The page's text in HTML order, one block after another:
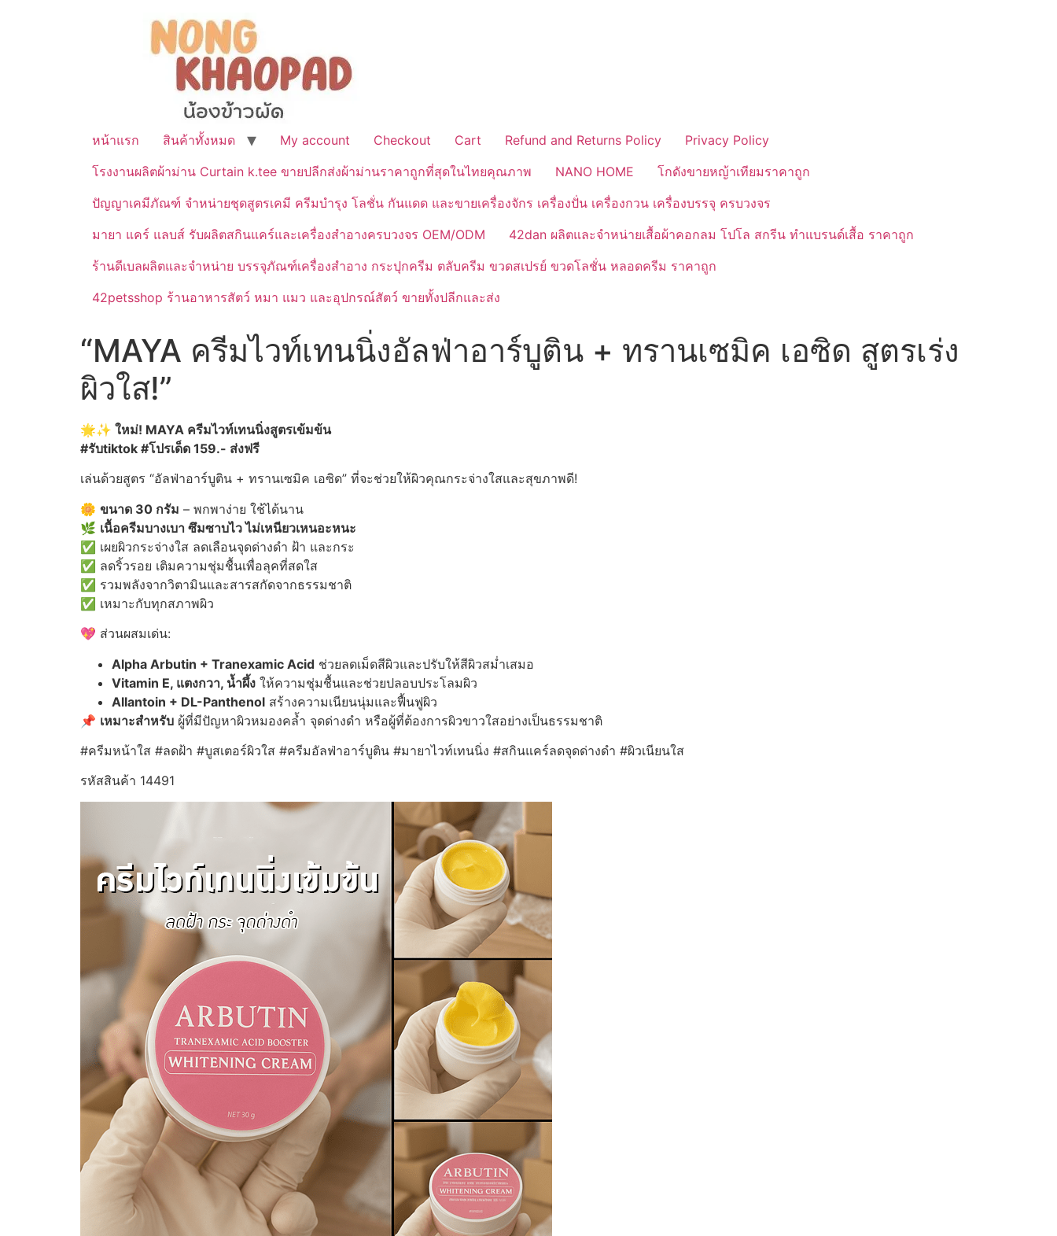
หน้าแรก สินค้าทั้งหมด My account Checkout Cart Refund and Returns Policy
Privacy Policy
โรงงานผลิตผ้าม่าน Curtain k.tee ขายปลีกส่งผ้าม่านราคาถูกที่สุดในไทยคุณภาพ
NANO HOME
โกดังขายหญ้าเทียมราคาถูก
ปัญญาเคมีภัณฑ์ จำหน่ายชุดสูตรเคมี ครีมบำรุง โลชั่น กันแดด และขายเครื่องจักร เครื่องปั่น เครื่องกวน เครื่องบรรจุ ครบวงจร
มายา แคร์ แลบส์ รับผลิตสกินแคร์และเครื่องสำอางครบวงจร OEM/ODM
42dan ผลิตและจำหน่ายเสื้อผ้าคอกลม โปโล สกรีน ทำแบรนด์เสื้อ ราคาถูก
ร้านดีเบลผลิตและจำหน่าย บรรจุภัณฑ์เครื่องสำอาง กระปุกครีม ตลับครีม ขวดสเปรย์ ขวดโลชั่น หลอดครีม ราคาถูก
42petsshop ร้านอาหารสัตว์ หมา แมว และอุปกรณ์สัตว์ ขายทั้งปลีกและส่ง
“MAYA ครีมไวท์เทนนิ่งอัลฟ่าอาร์บูติน + ทรานเซมิค เอซิด สูตรเร่ง
ผิวใส!”
🌟✨ ใหม่! MAYA ครีมไวท์เทนนิ่งสูตรเข้มข้น
#รับtiktok #โปรเด็ด 159.- ส่งฟรี
เล่นด้วยสูตร “อัลฟ่าอาร์บูติน + ทรานเซมิค เอซิด” ที่จะช่วยให้ผิวคุณกระจ่างใสและสุขภาพดี!
🌼 ขนาด 30 กรัม – พกพาง่าย ใช้ได้นาน
🌿 เนื้อครีมบางเบา ซึมซาบไว ไม่เหนียวเหนอะหนะ
✅ เผยผิวกระจ่างใส ลดเลือนจุดด่างดำ ฝ้า และกระ
✅ ลดริ้วรอย เติมความชุ่มชื้นเพื่อลุคที่สดใส
✅ รวมพลังจากวิตามินและสารสกัดจากธรรมชาติ
✅ เหมาะกับทุกสภาพผิว
💖 ส่วนผสมเด่น:
Alpha Arbutin + Tranexamic Acid ช่วยลดเม็ดสีผิวและปรับให้สีผิวสม่ำเสมอ
Vitamin E, แตงกวา, น้ำผึ้ง ให้ความชุ่มชื้นและช่วยปลอบประโลมผิว
Allantoin + DL-Panthenol สร้างความเนียนนุ่มและฟื้นฟูผิว
📌 เหมาะสำหรับ ผู้ที่มีปัญหาผิวหมองคล้ำ จุดด่างดำ หรือผู้ที่ต้องการผิวขาวใสอย่างเป็นธรรมชาติ
#ครีมหน้าใส #ลดฝ้า #บูสเตอร์ผิวใส #ครีมอัลฟ่าอาร์บูติน #มายาไวท์เทนนิ่ง #สกินแคร์ลดจุดด่างดำ #ผิวเนียนใส
รหัสสินค้า 14491